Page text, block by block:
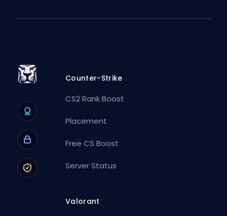
Counter-Strike
CS2 Rank Boost
Placement
Free CS Boost
Server Status
Valorant